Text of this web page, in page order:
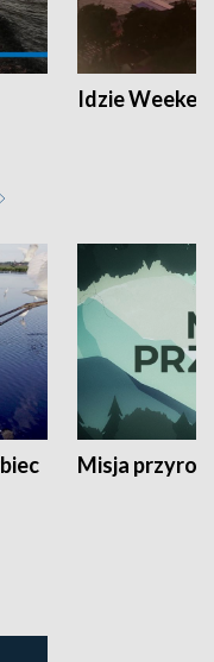
Idzie
Misja